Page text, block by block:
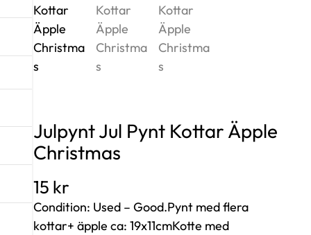
Julpynt Jul Pynt Kottar Äpple
Christmas
15 kr
Condition: Used – Good.Pynt med flera
kottar+ äpple ca: 19x11cmKotte med